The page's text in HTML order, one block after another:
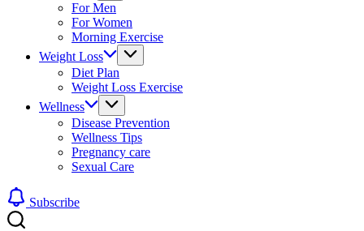
For Men
For Women
Morning Exercise
Weight Loss
Diet Plan
Weight Loss Exercise
Wellness
Disease Prevention
Wellness Tips
Pregnancy care
Sexual Care
Subscribe